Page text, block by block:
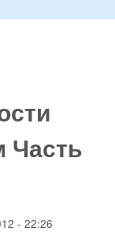
Часть
- 22:26